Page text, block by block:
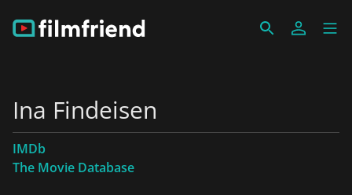
Ina Findeisen
IMDb
The Movie Database